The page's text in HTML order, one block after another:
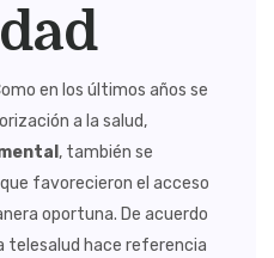
en los últimos años se
a la salud,
, también se
favorecieron el acceso
oportuna. De acuerdo
telesalud hace referencia